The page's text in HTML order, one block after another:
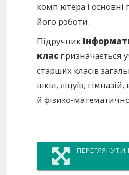
комп'ютера і
його роботи.
Підручник
клас призначається
старших класів
шкіл, ліцуїв,
й фізико-
ПЕРЕГЛЯНУТИ